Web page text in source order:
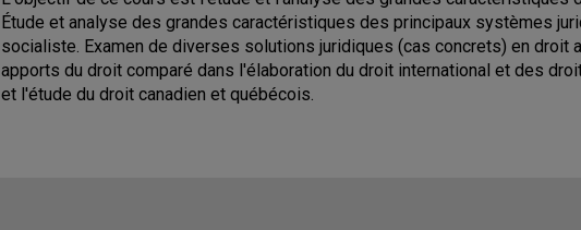
Étude et analyse des grandes caractéristiques des principaux systèmes
socialiste. Examen de diverses solutions juridiques (cas concrets) en droit
apports du droit comparé dans l'élaboration du droit international et des
et l'étude du droit canadien et québécois.